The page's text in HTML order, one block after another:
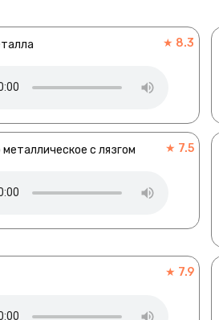
★ 8.3
с лязгом ★ 7.5
★ 7.9